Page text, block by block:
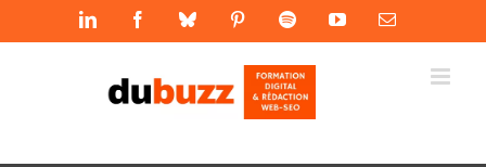
LinkedIn FacebookBluesky PinterestSpotifyYouTubeEmail